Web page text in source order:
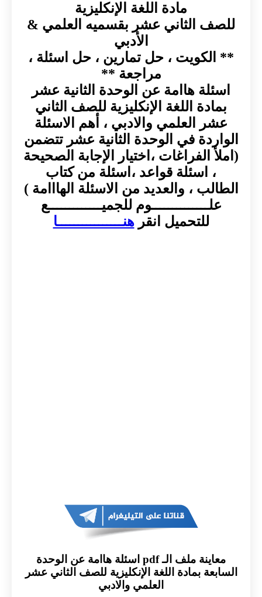
مادة اللغة الإنكليزية
للصف الثاني عشر بقسميه العلمي &
الأدبي
** الكويت ، حل تمارين ، حل اسئلة ،
مراجعة **
اسئلة هاامة عن الوحدة الثانية عشر
بمادة اللغة الإنكليزية للصف الثاني
عشر العلمي والادبي ، أهم الاسئلة
الواردة في الوحدة الثانية عشر تتضمن
(املأ الفراغات ،اختيار الإجابة الصحيحة
، اسئلة قواعد ،اسئلة من كتاب
الطالب ، والعديد من الاسئلة الهااامة )
علــــــــــــــوم للجميـــــــــــــع
للتحميل انقرهنــــــــــــــــا
معاينة ملف الـ pdf اسئلة هاامة عن الوحدة
السابعة بمادة اللغة الإنكليزية للصف الثاني عشر
العلمي والادبي